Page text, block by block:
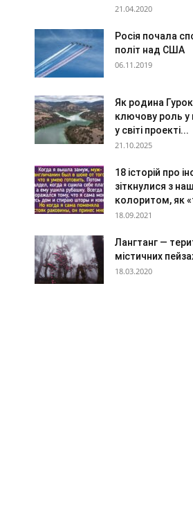
21.04.2020
Росія почала
політ над США
06.11.2019
Як родина Гурок
ключову роль у
у світі проекті...
21.10.2025
18 історій про
зіткнулися з
колоритом, як
18.09.2021
Лангтанг —
містичних
18.03.2020